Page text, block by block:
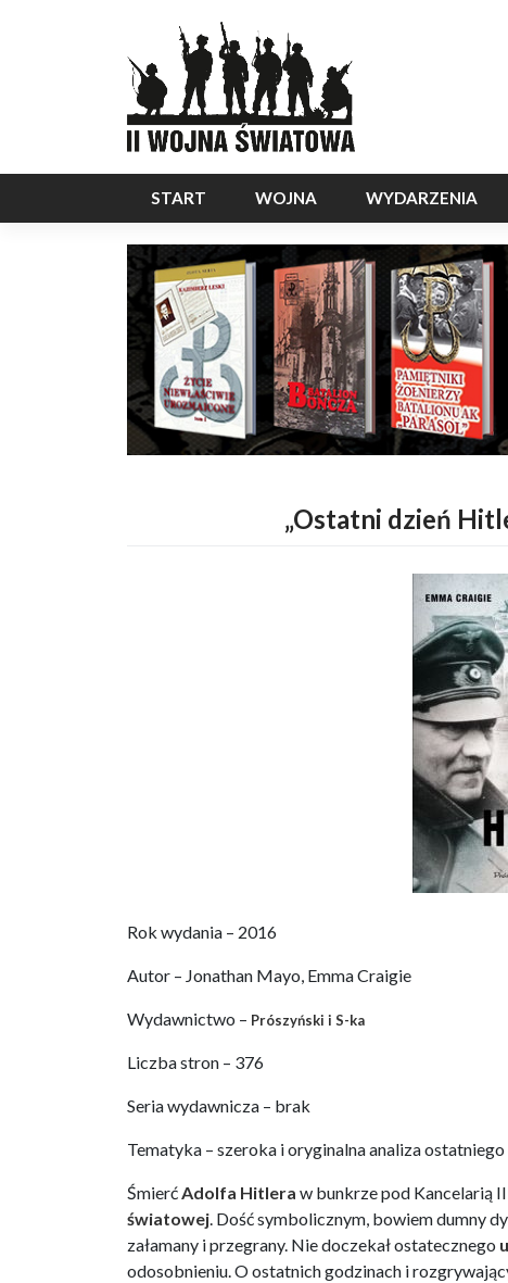
START WOJNA WYDARZENIA
„Ostatni dzień
Rok wydania – 2016
Autor – Jonathan Mayo, Emma Craigie
Wydawnictwo – Prószyński i S-ka
Liczba stron – 376
Seria wydawnicza – brak
Tematyka – szeroka i oryginalna analiza
ŚmierćAdolfa Hitlera w bunkrze pod Kancelarią
światowej. Dość symbolicznym, bowiem dumny
załamany i przegrany. Nie doczekał ostatecznego
odosobnieniu. O ostatnich godzinach i